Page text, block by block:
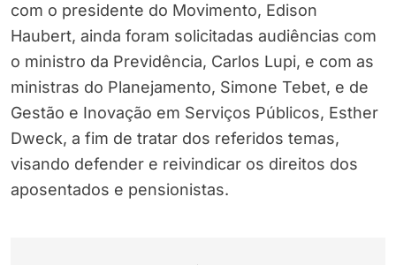
com o presidente do Movimento, Edison
Haubert, ainda foram solicitadas audiências com
o ministro da Previdência, Carlos Lupi, e com as
ministras do Planejamento, Simone Tebet, e de
Gestão e Inovação em Serviços Públicos, Esther
Dweck, a fim de tratar dos referidos temas,
visando defender e reivindicar os direitos dos
aposentados e pensionistas.